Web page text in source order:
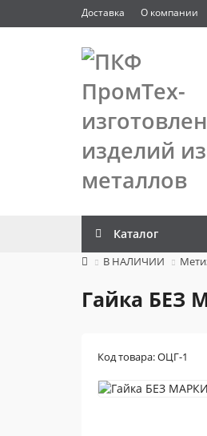
Доставка О компании
Каталог
В НАЛИЧИИ
Гайка БЕЗ
Код товара: ОЦГ-1